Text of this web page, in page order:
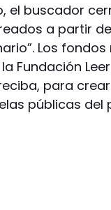
el buscador
a partir
Los
Fundación
para
públicas del